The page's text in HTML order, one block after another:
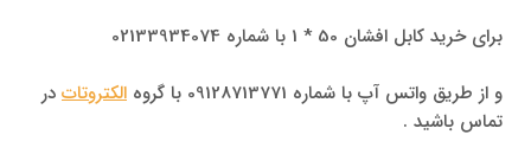
برای خرید کابل افشان 50 * 1 با شماره 02133934074
و از طریق واتس آپ با شماره 09128713771 با گروه
الکتروتات در
تماس باشید .